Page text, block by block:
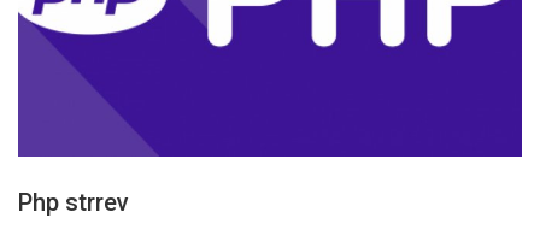
Php strrev